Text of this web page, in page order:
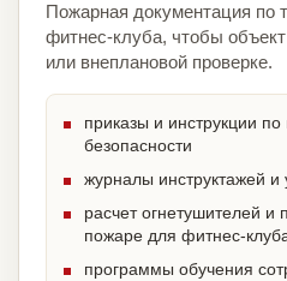
Пожарная документация
фитнес-клуба, чтобы
или внеплановой проверке.
приказы и инструкции
безопасности
журналы инструктажей и
расчет огнетушителей и
пожаре для фитнес-
программы обучения